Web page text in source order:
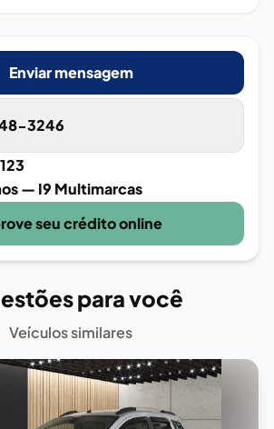
Enviar mensagem
3246
— I9 Multimarcas
seu crédito online
para você
Veículos similares